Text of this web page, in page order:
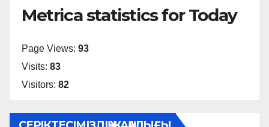
Metrica statistics for Today
Page Views: 93
Visits: 83
Visitors: 82